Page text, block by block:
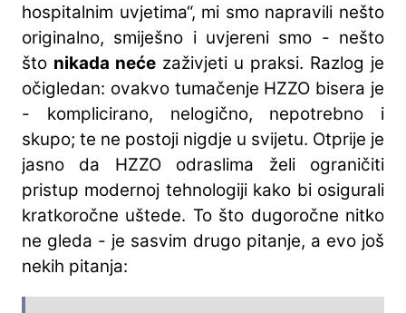
hospitalnim uvjetima“, mi smo napravili nešto
originalno, smiješno i uvjereni smo - nešto
što nikada neće zaživjeti u praksi. Razlog je
očigledan: ovakvo tumačenje HZZO bisera je
- komplicirano, nelogično, nepotrebno i
skupo; te ne postoji nigdje u svijetu. Otprije je
jasno da HZZO odraslima želi ograničiti
pristup modernoj tehnologiji kako bi osigurali
kratkoročne uštede. To što dugoročne nitko
ne gleda - je sasvim drugo pitanje, a evo još
nekih pitanja: